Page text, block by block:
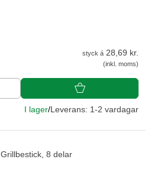
styck á 28,69 kr.
(inkl. moms)
I lager/Leverans: 1-2 vardagar
Grillbestick, 8 delar